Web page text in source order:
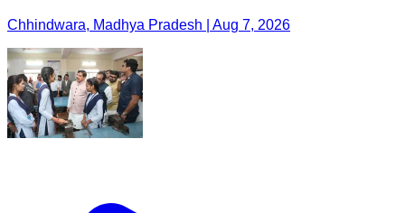
Chhindwara, Madhya Pradesh | Aug 7, 2026